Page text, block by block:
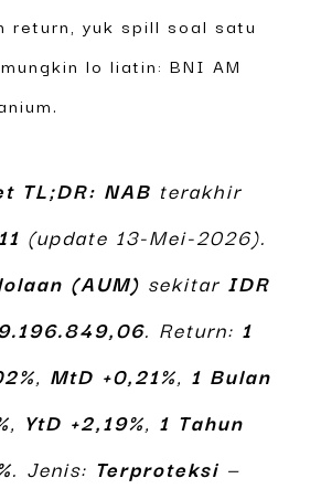
return, yuk spill soal satu
lo liatin: BNI AM
TL;DR: NAB terakhir
(update 13-Mei-2026).
(AUM) sekitar IDR
. Return: 1
, MtD +0,21%, 1 Bulan
, YtD +2,19%, 1 Tahun
. Jenis: Terproteksi —